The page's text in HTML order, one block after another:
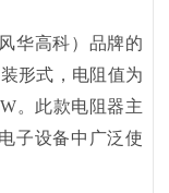
华高科）品牌的
形式，电阻值为
。此款电阻器主
子设备中广泛使